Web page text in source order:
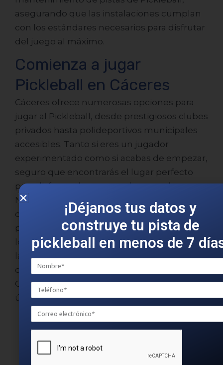
asegurando que las instalaciones cumplan
con los estándares necesarios para disfrutar
del juego al máximo.
Comienza a jugar
Pickleball en Cáceres
Cáceres ofrece numerosas opciones para
jugar al Pickleball, desde prestigiosos clubes
privados hasta polideportivos municipales
accesibles. Tanto si eres un jugador
experimentado como si acabas de empezar,
seguro que encontrarás el lugar perfecto
para disfrutar de este apasionante deporte.
No olvides revisar las instalaciones
disponibles, tomar algunas clases si eres
principiante y participar en los eventos
locales para mejorar tu juego y disfrutar de
la comunidad del Pickleball. ¡Anímate a
descubrir dónde jugar al Pickleball en
Cáceres y vive la experiencia de este deporte
único!